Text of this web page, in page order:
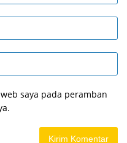
saya pada peramban